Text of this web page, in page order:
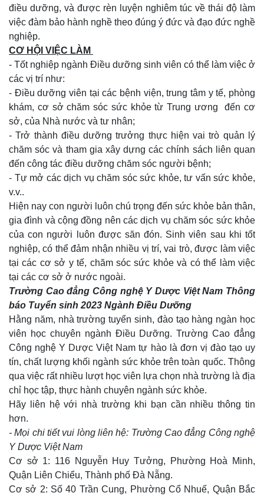
điều dưỡng, và được rèn luyện nghiêm túc về thái độ làm
việc đàm bảo hành nghề theo đúng ý đức và đạo đức nghề
nghiệp.
CƠ HỘI VIỆC LÀM
- Tốt nghiệp ngành Điều dưỡng sinh viên có thể làm việc ở
các vị trí như:
- Điều dưỡng viên tại các bệnh viện, trung tâm y tế, phòng
khám, cơ sở chăm sóc sức khỏe từ Trung ương đến cơ
sở, của Nhà nước và tư nhân;
- Trở thành điều dưỡng trưởng thực hiện vai trò quản lý
chăm sóc và tham gia xây dựng các chính sách liên quan
đến công tác điều dưỡng chăm sóc người bệnh;
- Tự mở các dịch vụ chăm sóc sức khỏe, tư vấn sức khỏe,
v.v..
Hiện nay con người luôn chú trọng đến sức khỏe bản thân,
gia đình và cộng đồng nên các dịch vụ chăm sóc sức khỏe
của con người luôn được săn đón. Sinh viên sau khi tốt
nghiệp, có thể đảm nhận nhiều vị trí, vai trò, được làm việc
tại các cơ sở y tế, chăm sóc sức khỏe và có thể làm việc
tại các cơ sở ở nước ngoài.
Trường Cao đẳng Công nghệ Y Dược Việt Nam Thông
báo Tuyển sinh 2023 Ngành Điều Dưỡng
Hằng năm, nhà trường tuyển sinh, đào tạo hàng ngàn học
viên học chuyên ngành Điều Dưỡng. Trường Cao đẳng
Công nghệ Y Dược Việt Nam tự hào là đơn vị đào tạo uy
tín, chất lượng khối ngành sức khỏe trên toàn quốc. Thông
qua việc rất nhiều lượt học viên lựa chọn nhà trường là địa
chỉ học tập, thực hành chuyên ngành sức khỏe.
Hãy liên hệ với nhà trường khi bạn cần nhiều thông tin
hơn.
- Mọi chi tiết vui lòng liên hệ: Trường Cao đẳng Công nghệ
Y Dược Việt Nam
Cơ sở 1: 116 Nguyễn Huy Tưởng, Phường Hoà Minh,
Quận Liên Chiểu, Thành phố Đà Nẵng.
Cơ sở 2: Số 40 Trần Cung, Phường Cổ Nhuế, Quận Bắc